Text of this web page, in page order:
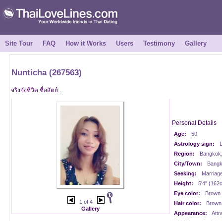
Site Tour FAQ How it Works Users Testimony Gallery
Nunticha (267563)
จริงจังชีวิต ซื่อสัตย์ .
1 of 4
Gallery
Personal Details
Age:
50
Astrology sign:
Region:
City/Town:
Seeking:
Height:
5'4"
Eye color:
Brown
Hair color:
Brown
Appearance: